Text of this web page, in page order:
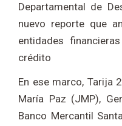
Departamental de
nuevo reporte que
entidades
crédito
En ese marco, Tarija
María Paz (JMP),
Banco Mercantil